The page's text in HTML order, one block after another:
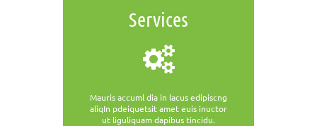
Services
Mauris accuml dia in lacus edipiscng
aliqIn pdeiquetsit amet euis inuctor
ut liguliquam dapibus tincidu.